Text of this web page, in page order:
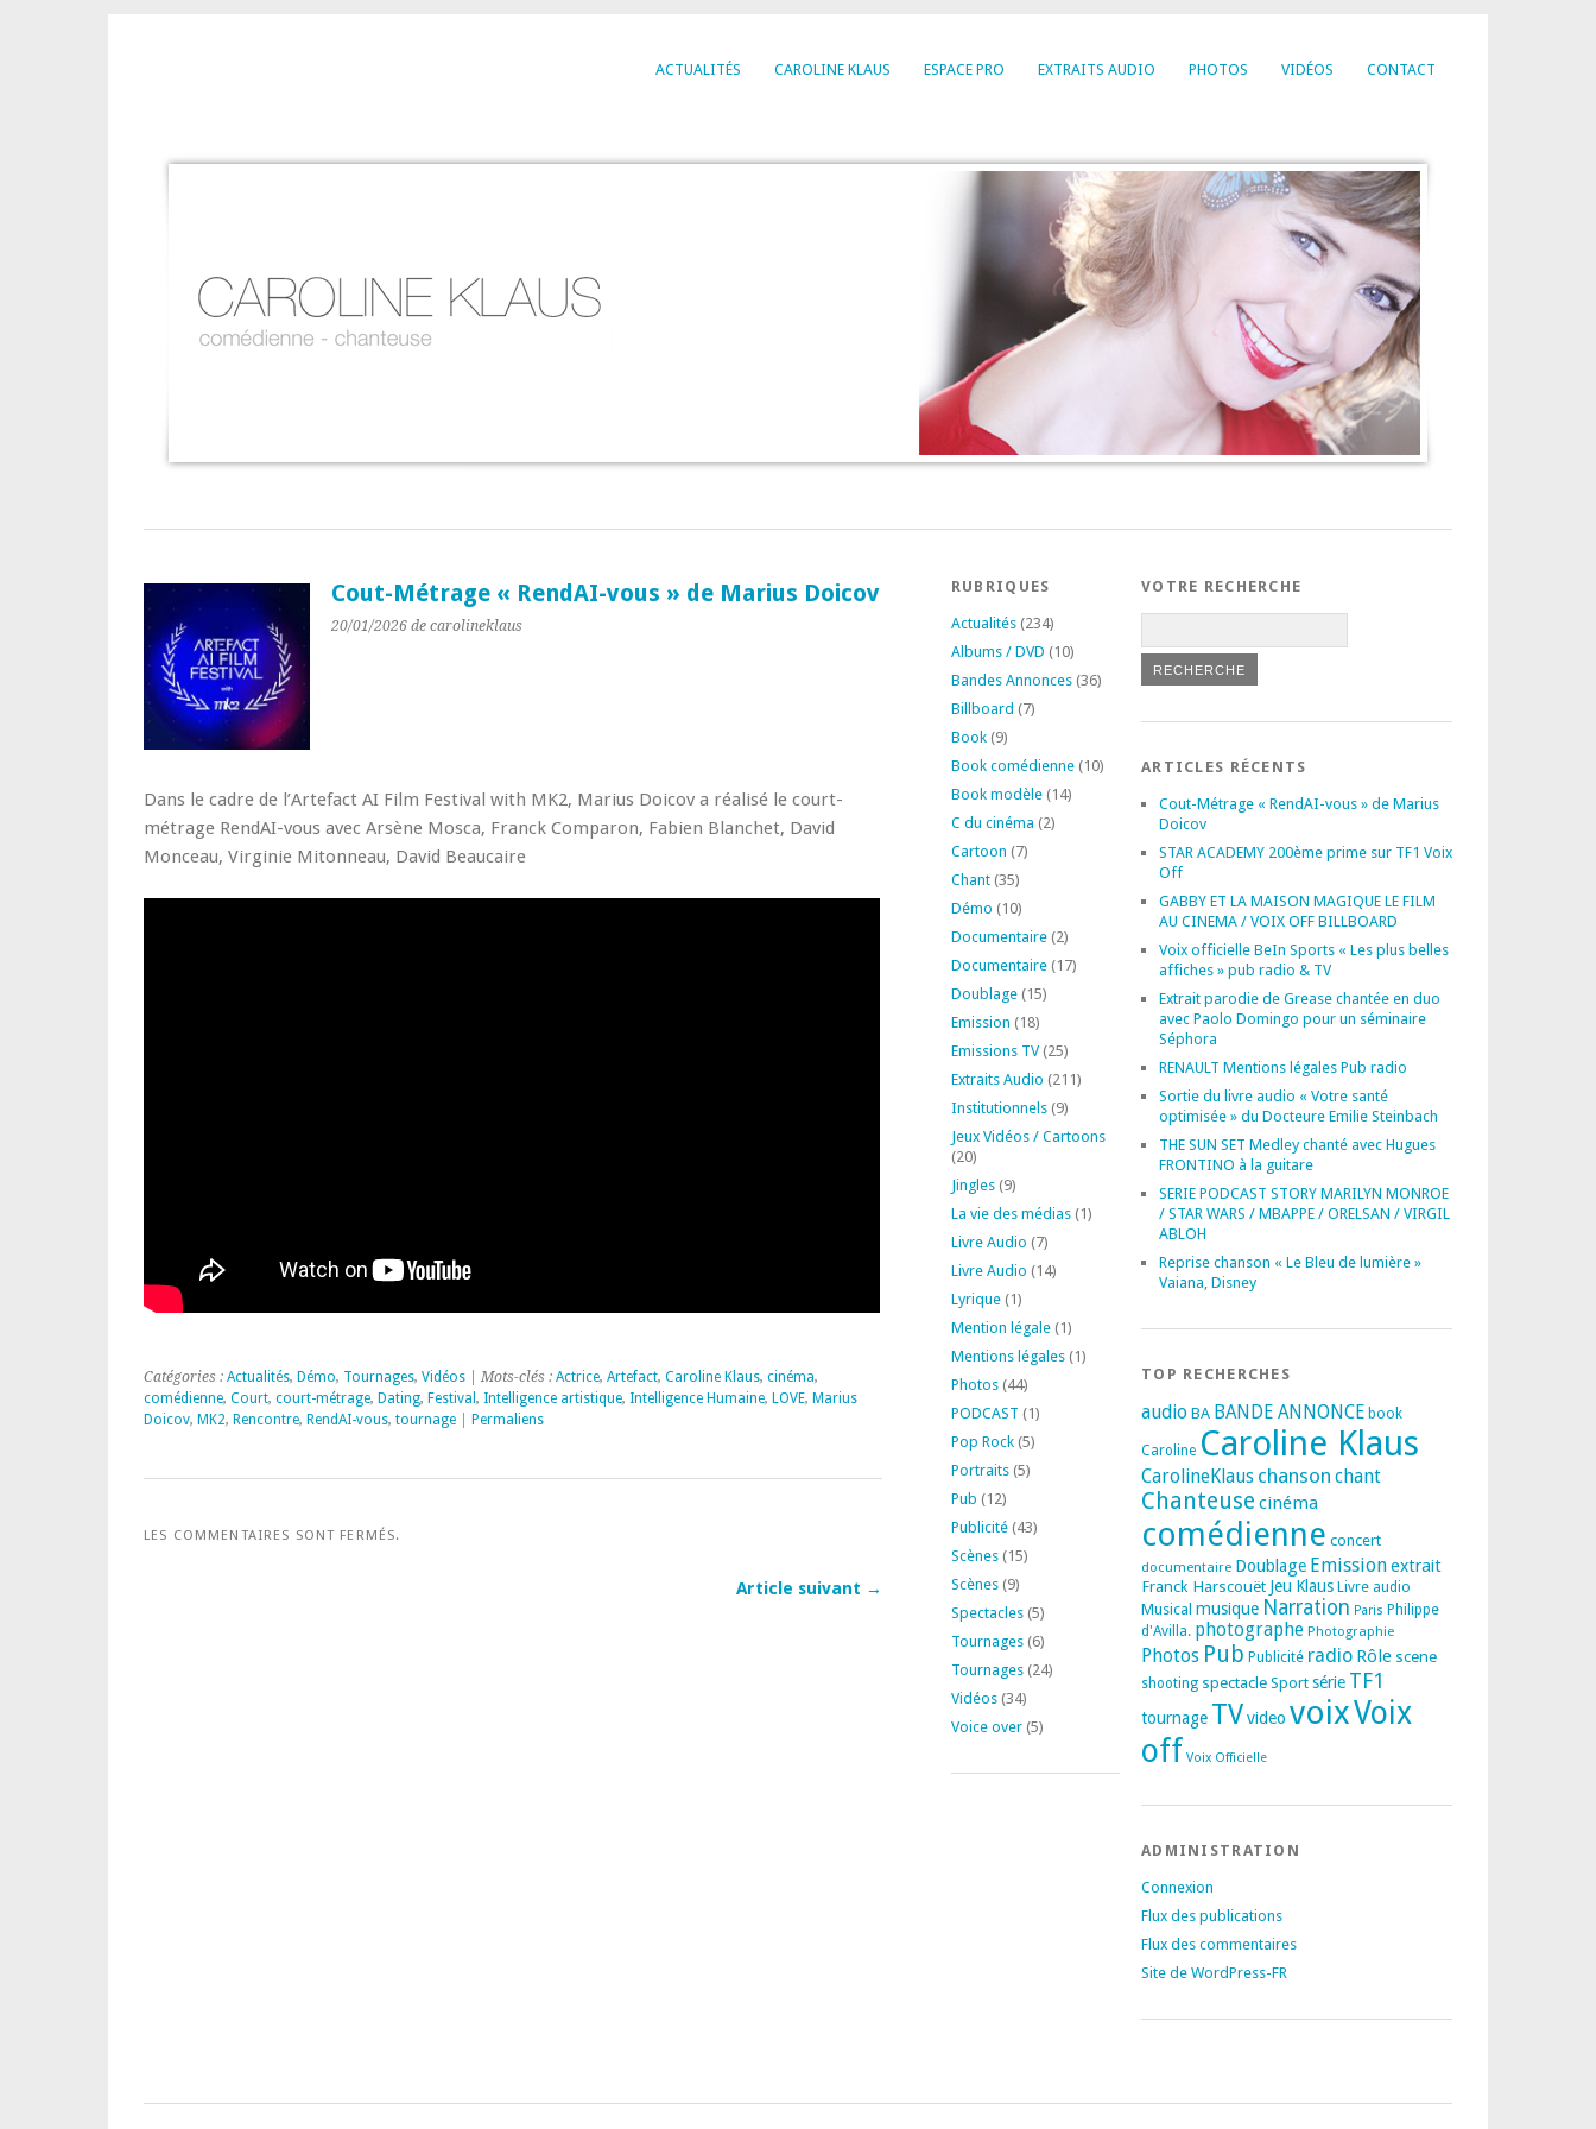
ACTUALITÉS CAROLINE KLAUS ESPACE PRO EXTRAITS AUDIO PHOTOS VIDÉOS CONTACT
Cout-Métrage « RendAI-vous » de Marius Doicov
20/01/2026 de carolineklaus
Dans le cadre de l’Artefact AI Film Festival with MK2, Marius Doicov a réalisé le court-
métrage RendAI-vous avec Arsène Mosca, Franck Comparon, Fabien Blanchet, David
Monceau, Virginie Mitonneau, David Beaucaire
Catégories : Actualités, Démo, Tournages, Vidéos | Mots-clés : Actrice, Artefact, Caroline Klaus, cinéma,
comédienne, Court, court-métrage, Dating, Festival , Intelligence artistique, Intelligence Humaine, LOVE, Marius
Doicov, MK2, Rencontre, RendAI-vous, tournage Permaliens
LES COMMENTAIRES SONT FERMÉS.
Article suivant →
RUBRIQUES
Actualités(234)
Albums / DVD (10)
Bandes Annonces(36)
Billboard (7)
Book(9)
Book comédienne(10)
Book modèle(14)
C du cinéma (2)
Cartoon (7)
Chant(35)
Démo (10)
Documentaire(2)
Documentaire(17)
Doublage(15)
Emission (18)
Emissions TV(25)
Extraits Audio (211)
Institutionnels(9)
Jeux Vidéos / Cartoons
(20)
Jingles(9)
La vie des médias(1)
Livre Audio (7)
Livre Audio (14)
Lyrique(1)
Mention légale(1)
Mentions légales(1)
Photos(44)
PODCAST (1)
Pop Rock(5)
Portraits(5)
Pub (12)
Publicité(43)
Scènes(15)
Scènes(9)
Spectacles(5)
Tournages(6)
Tournages(24)
Vidéos(34)
Voice over(5)
VOTRE RECHERCHE
ARTICLES RÉCENTS
Cout-Métrage « RendAI-vous » de Marius
Doicov
STAR ACADEMY 200ème prime sur TF1 Voix
Off
GABBY ET LA MAISON MAGIQUE LE FILM
AU CINEMA / VOIX OFF BILLBOARD
Voix officielle BeIn Sports « Les plus belles
affiches » pub radio & TV
Extrait parodie de Grease chantée en duo
avec Paolo Domingo pour un séminaire
Séphora
RENAULT Mentions légales Pub radio
Sortie du livre audio « Votre santé
optimisée » du Docteure Emilie Steinbach
THE SUN SET Medley chanté avec Hugues
FRONTINO à la guitare
SERIE PODCAST STORY MARILYN MONROE
/ STAR WARS / MBAPPE / ORELSAN / VIRGIL
ABLOH
Reprise chanson « Le Bleu de lumière »
Vaiana, Disney
TOP RECHERCHES
audio BA BANDE ANNONCE book
Caroline Caroline Klaus
CarolineKlaus chanson chant
Chanteuse cinéma
comédienne concert
documentaire Doublage Emissionextrait
Franck Harscouët Jeu Klaus Livre audio
Musical musique Narration Paris Philippe
d'Avilla. photographe Photographie
Photos Pub Publicité radio Rôle scene
shooting spectacle Sport série TF1
tournage TVvideo voixVoix
off Voix Officielle
ADMINISTRATION
Connexion
Flux des publications
Flux des commentaires
Site de WordPress-FR